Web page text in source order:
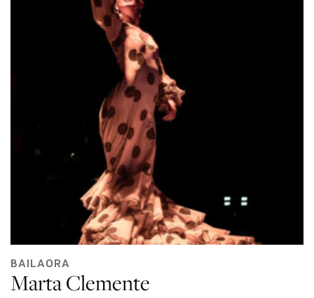
BAILAORA
Marta Clemente